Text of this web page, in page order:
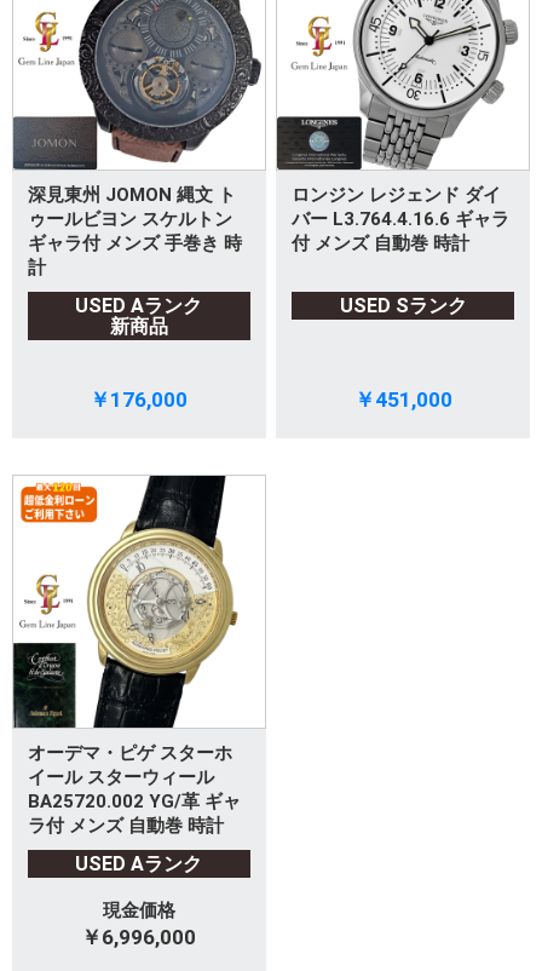
深見東州 JOMON 縄文 ト
ゥールビヨン スケルトン
ギャラ付 メンズ 手巻き 時
計
USED Aランク
新商品
￥176,000
ロンジン レジェンド ダイ
バー L3.764.4.16.6 ギャラ
付 メンズ 自動巻 時計
USED Sランク
￥451,000
オーデマ・ピゲ スターホ
イール スターウィール
BA25720.002 YG/革 ギャ
ラ付 メンズ 自動巻 時計
USED Aランク
現金価格
￥6,996,000